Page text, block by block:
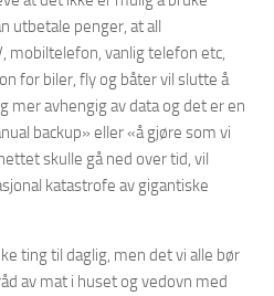
utbetale penger, at all
mobiltelefon, vanlig telefon etc,
for biler, fly og båter vil slutte å
mer avhengig av data og det er en
backup» eller «å gjøre som vi
skulle gå ned over tid, vil
katastrofe av gigantiske
ting til daglig, men det vi alle bør
av mat i huset og vedovn med